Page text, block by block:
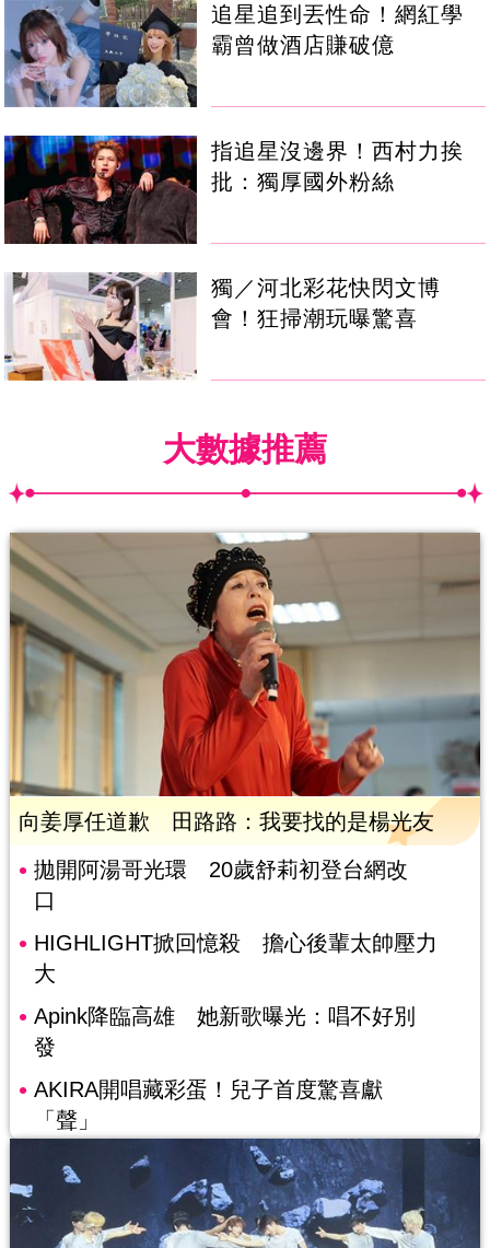
追星追到丟性命！網紅學
霸曾做酒店賺破億
指追星沒邊界！西村力挨
批：獨厚國外粉絲
獨／河北彩花快閃文博
會！狂掃潮玩曝驚喜
大數據推薦
向姜厚任道歉 田路路：我要找的是楊光友
拋開阿湯哥光環 20歲舒莉初登台網改
口
HIGHLIGHT掀回憶殺 擔心後輩太帥壓力
大
Apink降臨高雄 她新歌曝光：唱不好別
發
AKIRA開唱藏彩蛋！兒子首度驚喜獻
「聲」